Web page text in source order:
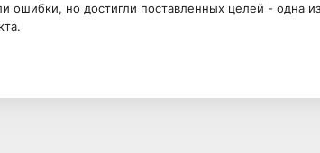
но достигли поставленных целей - одна из